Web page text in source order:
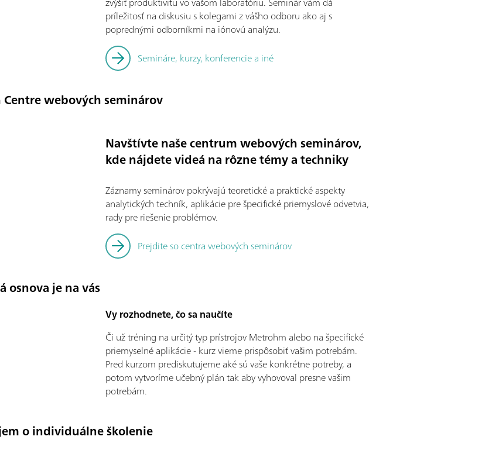
príležitosť na diskusiu s kolegami z vášho odboru ako aj s
poprednými odborníkmi na iónovú analýzu.
Semináre, kurzy, konferencie a iné
webových seminárov
Navštívte naše centrum webových seminárov,
kde nájdete videá na rôzne témy a techniky
Záznamy seminárov pokrývajú teoretické a praktické aspekty
analytických techník, aplikácie pre špecifické priemyslové odvetvia,
rady pre riešenie problémov.
Prejdite so centra webových seminárov
je na vás
Vy rozhodnete, čo sa naučíte
Či už tréning na určitý typ prístrojov Metrohm alebo na špecifické
priemyselné aplikácie - kurz vieme prispôsobiť vašim potrebám.
Pred kurzom prediskutujeme aké sú vaše konkrétne potreby, a
potom vytvoríme učebný plán tak aby vyhovoval presne vašim
potrebám.
o individuálne školenie